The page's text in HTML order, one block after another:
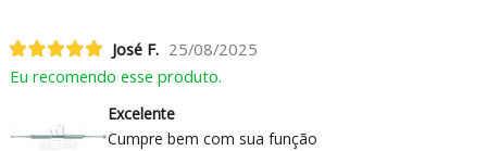
José F. 25/08/2025
Eu recomendo esse produto.
Excelente
Cumpre bem com sua função